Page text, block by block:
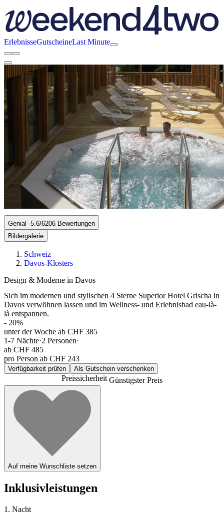
ErlebnisseGutscheineLast Minute
Genial 5.6/6206 Bewertungen
Bildergalerie
Schweiz
Davos-Klosters
Design & Moderne in Davos
Sich im modernen und stylischen 4 Sterne Superior Hotel Grischa in
Davos verwöhnen lassen und im Wellness- und Erlebnisbad eau-là-
là entspannen.
- 20%
unter der Woche ab CHF 385
1-7 Nächte·2 Personen·
ab CHF 485
pro Person ab CHF 243
Verfügbarkeit prüfen Als Gutschein verschenken
PreissicherheitGünstigster Preis
Auf meine Wunschliste setzen
Inklusivleistungen
1. Nacht